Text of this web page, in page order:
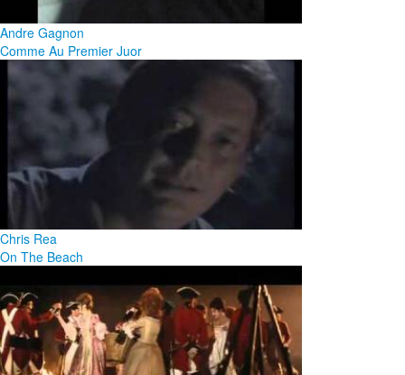
Andre Gagnon
Comme Au Premier Juor
Chris Rea
On The Beach